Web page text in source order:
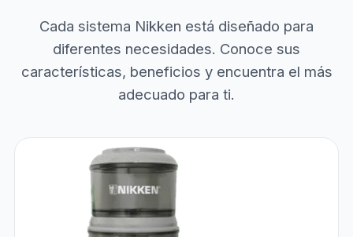
Cada sistema Nikken está diseñado para
diferentes necesidades. Conoce sus
características, beneficios y encuentra el más
adecuado para ti.